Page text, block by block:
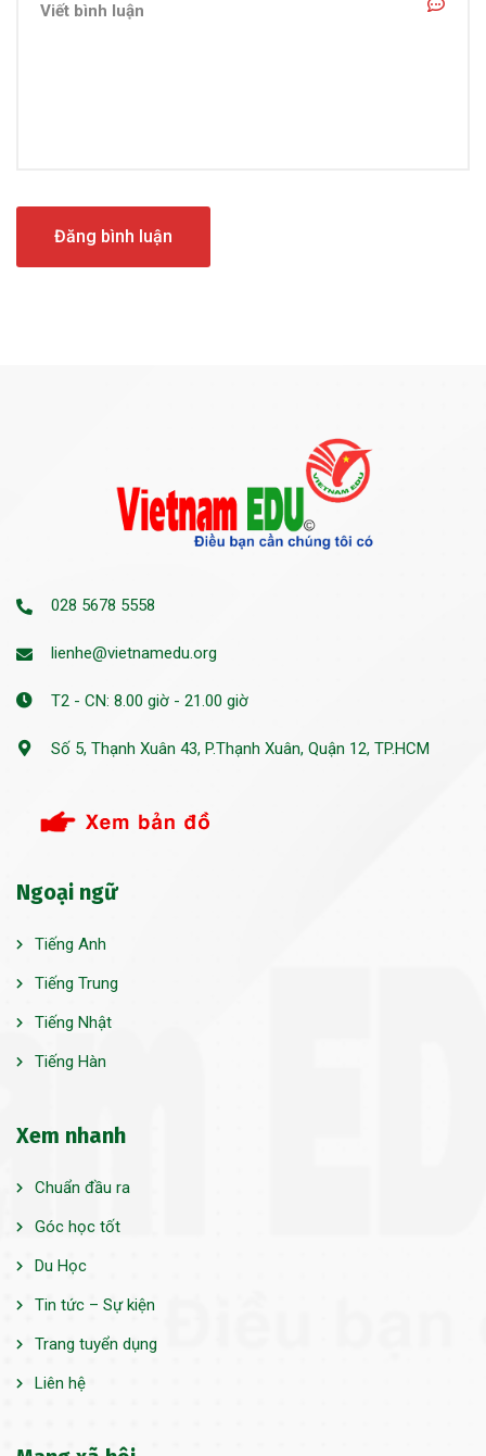
028 5678 5558
lienhe@vietnamedu.org
T2 - CN: 8.00 giờ - 21.00 giờ
Số 5, Thạnh Xuân 43, P.Thạnh Xuân, Quận 12, TP.HCM
Ngoại ngữ
Tiếng Anh
Tiếng Trung
Tiếng Nhật
Tiếng Hàn
Xem nhanh
Chuẩn đầu ra
Góc học tốt
Du Học
Tin tức – Sự kiện
Trang tuyển dụng
Liên hệ